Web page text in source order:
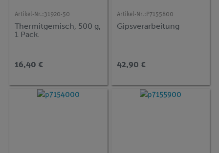
Artikel-Nr.:31920-50
Thermitgemisch, 500 g,
1 Pack.
16,40 €
Artikel-Nr.: P7155800
Gipsverarbeitung
42,90 €